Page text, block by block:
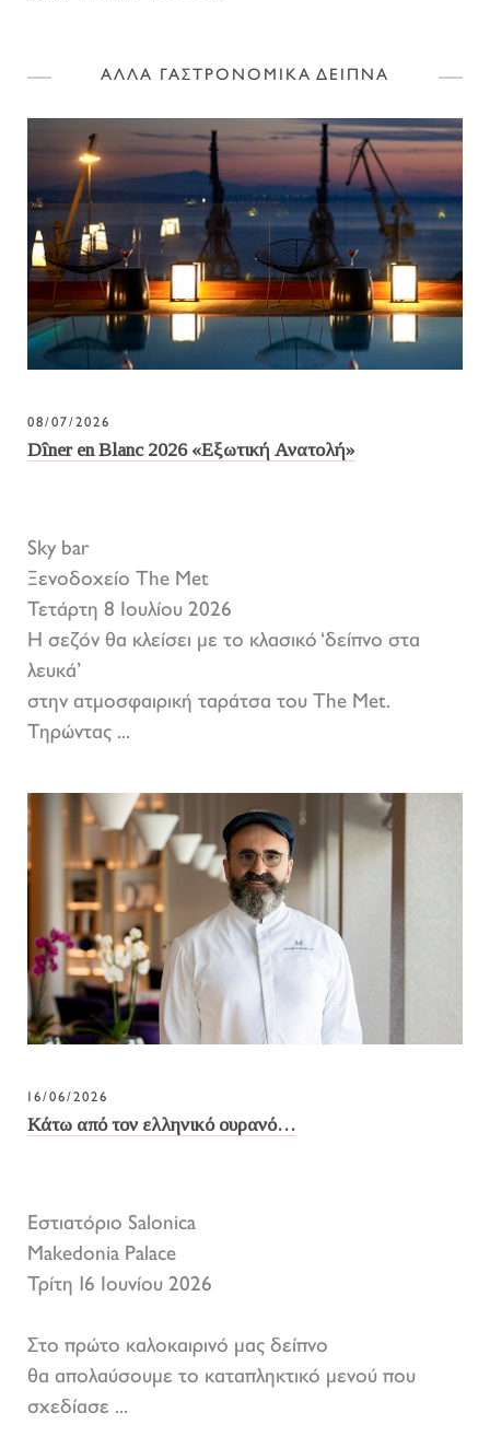
ΑΛΛΑ ΓΑΣΤΡΟΝΟΜΙΚΑ ΔΕΙΠΝΑ
08/07/2026
Dîner en Blanc 2026 «Εξωτική Ανατολή»
Sky bar
Ξενοδοχείο The Met
Τετάρτη 8 Ιουλίου 2026
Η σεζόν θα κλείσει με το κλασικό ‘δείπνο στα
λευκά’
στην ατμοσφαιρική ταράτσα του The Met.
Τηρώντας ...
16/06/2026
Κάτω από τον ελληνικό ουρανό…
Εστιατόριο Salonica
Makedonia Palace
Τρίτη 16 Ιουνίου 2026
Στο πρώτο καλοκαιρινό μας δείπνο
θα απολαύσουμε το καταπληκτικό μενού που
σχεδίασε ...